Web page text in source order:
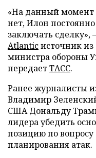
«На данный момент
нет, Илон
заключать сделку»,
Atlanticисточник
министра обороны
передаетТАСС.
Ранее журналисты
Владимир
США Дональду
лидера убедить
позицию по вопросу
планирования атак.